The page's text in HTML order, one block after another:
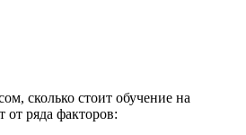
сколько стоит обучение на
от ряда факторов: